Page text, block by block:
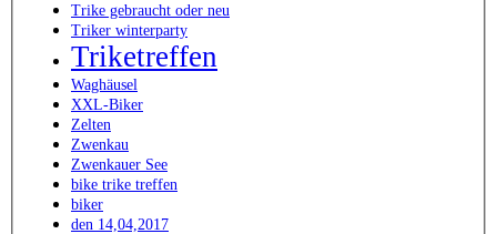
Trike gebraucht oder neu
Triker winterparty
Triketreffen
Waghäusel
XXL-Biker
Zelten
Zwenkau
Zwenkauer See
bike trike treffen
biker
den 14,04,2017